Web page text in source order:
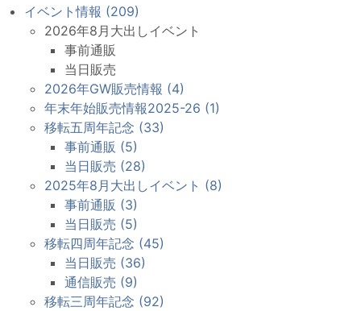
イベント情報 (209)
2026年8月大出しイベント
事前通販
当日販売
2026年GW販売情報 (4)
年末年始販売情報2025-26 (1)
移転五周年記念 (33)
事前通販 (5)
当日販売 (28)
2025年8月大出しイベント (8)
事前通販 (3)
当日販売 (5)
移転四周年記念 (45)
当日販売 (36)
通信販売 (9)
移転三周年記念 (92)